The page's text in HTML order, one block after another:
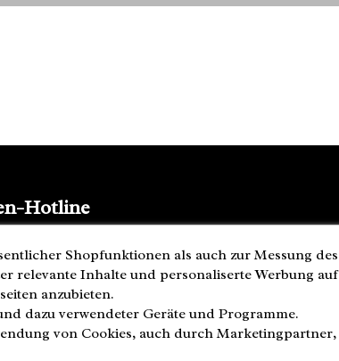
Hotline
- 18:00Shopfunktionen als auch zur Messung des
relevante Inhalte und personaliserte Werbung auf
anzubieten.
dazu verwendeter Geräte und Programme.
von Cookies, auch durch Marketingpartner,